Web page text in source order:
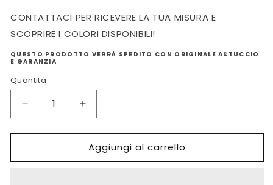
CONTATTACI PER RICEVERE LA TUA MISURA E
SCOPRIRE I COLORI DISPONIBILI!
QUESTO PRODOTTO VERRÀ SPEDITO CON ORIGINALE ASTUCCIO
E GARANZIA
Quantità
Diminuisci
quantità
per
UOMO
Aumenta
quantità
per
CIONDOLO
UOMO
Aggiungi al carrello